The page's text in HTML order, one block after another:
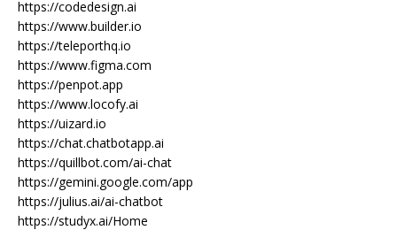
https://codedesign.ai
https://www.builder.io
https://teleporthq.io
https://www.figma.com
https://penpot.app
https://www.locofy.ai
https://uizard.io
https://chat.chatbotapp.ai
https://quillbot.com/ai-chat
https://gemini.google.com/app
https://julius.ai/ai-chatbot
https://studyx.ai/Home